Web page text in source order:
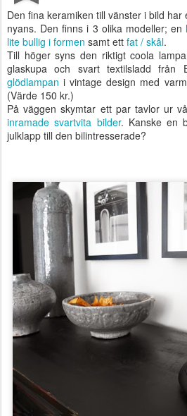
Den fina keramiken till vänster i bild
nyans. Den finns i 3 olika modeller; en
lite bullig i formen samt ett fat / skål.
Till höger syns den riktigt coola
glaskupa och svart textilsladd från
glödlampan i vintage design med
(Värde 150 kr.)
På väggen skymtar ett par tavlor ur
inramade svartvita bilder. Kanske en
julklapp till den bilintresserade?